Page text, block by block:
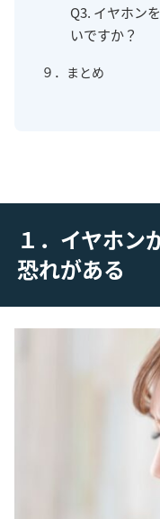
Q3. イヤホン
いですか？
９．まとめ
１．イヤホン
恐れがある